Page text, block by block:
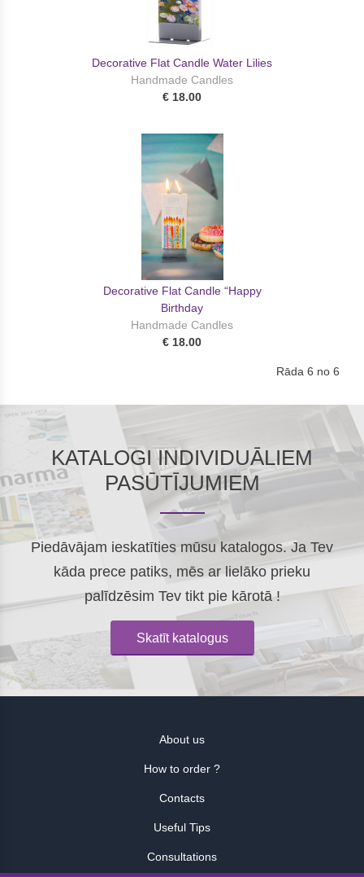
Decorative Flat Candle Water Lilies
Handmade Candles
€ 18.00
Decorative Flat Candle “Happy
Birthday
Handmade Candles
€ 18.00
Rāda 6 no 6
KATALOGI INDIVIDUĀLIEM
PASŪTĪJUMIEM
Piedāvājam ieskatīties mūsu katalogos. Ja Tev
kāda prece patiks, mēs ar lielāko prieku
palīdzēsim Tev tikt pie kārotā !
Skatīt katalogus
About us
How to order ?
Contacts
Useful Tips
Consultations